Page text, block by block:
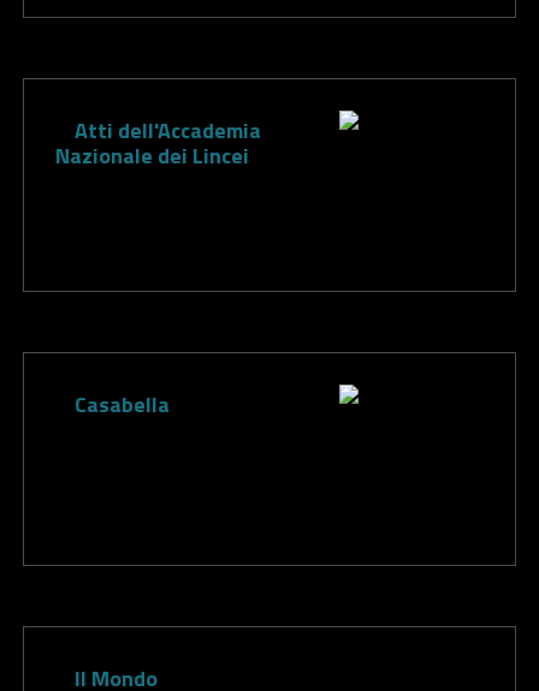
Atti dell'Accademia
Nazionale dei Lincei
Casabella
Il Mondo